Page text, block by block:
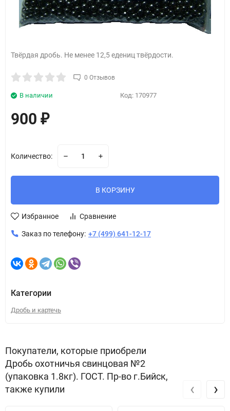
Твёрдая дробь. Не менее 12,5 едениц твёрдости.
0 Отзывов
Код: 170977
В наличии
900 ₽
Количество:
В КОРЗИНУ
Избранное Сравнение
Заказ по телефону: +7 (499) 641-12-17
Категории
Дробь и картечь
Покупатели, которые приобрели
Дробь охотничья свинцовая №2
(упаковка 1.8кг). ГОСТ. Пр-во г.Бийск,
также купили
‹ ›